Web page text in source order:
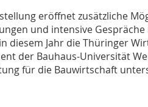
eröffnet zusätzliche
und intensive
diesem Jahr die Thüringer
der Bauhaus-Universität
für die Bauwirtschaft